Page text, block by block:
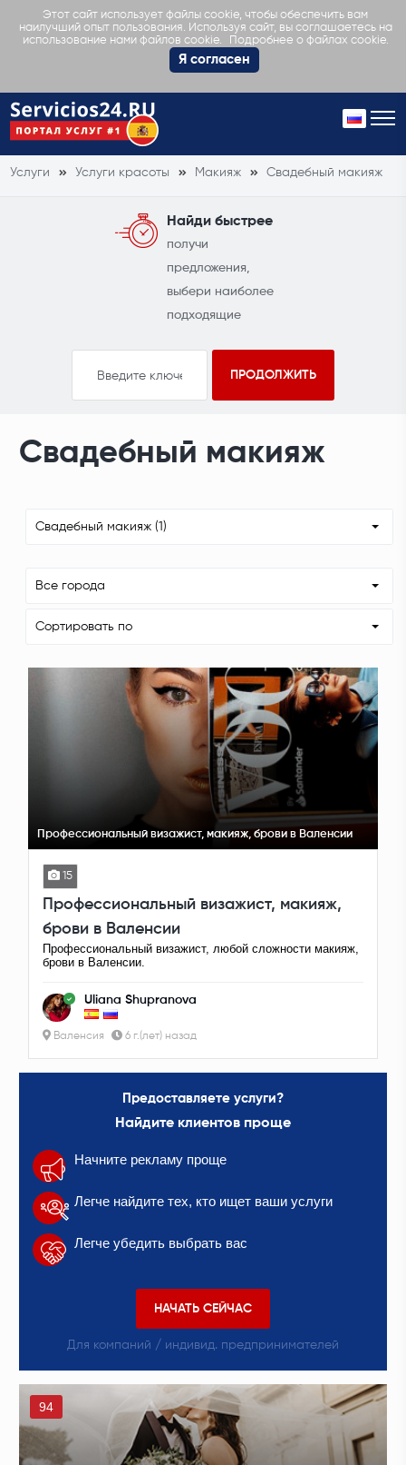
Этот сайт использует файлы cookie, чтобы обеспечить вам
наилучший опыт пользования. Используя сайт, вы соглашаетесь на
использование нами файлов cookie.
Подробнее о файлах cookie.
Я согласен
Услуги Услуги красоты Макияж Свадебный макияж
Найди быстрее
получи
предложения,
выбери наиболее
подходящие
Свадебный макияж
Свадебный макияж (1)
Все города
Сортировать по
Профессиональный визажист, макияж, брови в Валенсии
15
Профессиональный визажист, макияж,
брови в Валенсии
Профессиональный визажист, любой сложности макияж,
брови в Валенсии.
Uliana Shupranova
Валенсия 6 г.(лет) назад
Предоставляете услуги?
Найдите клиентов проще
Начните рекламу проще
Легче найдите тех, кто ищет ваши услуги
Легче убедить выбрать вас
НАЧАТЬ СЕЙЧАС
Для компаний / индивид. предпринимателей
94